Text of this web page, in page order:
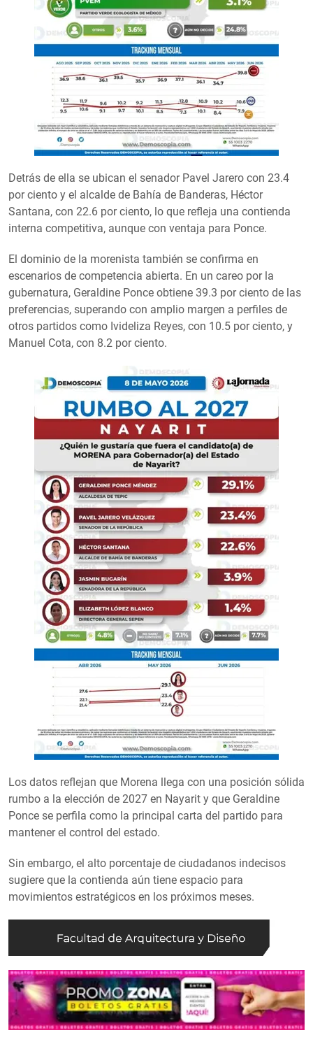
Detrás de ella se ubican el senador Pavel Jarero con 23.4
por ciento y el alcalde de Bahía de Banderas, Héctor
Santana, con 22.6 por ciento, lo que refleja una contienda
interna competitiva, aunque con ventaja para Ponce.
El dominio de la morenista también se confirma en
escenarios de competencia abierta. En un careo por la
gubernatura, Geraldine Ponce obtiene 39.3 por ciento de las
preferencias, superando con amplio margen a perfiles de
otros partidos como Ivideliza Reyes, con 10.5 por ciento, y
Manuel Cota, con 8.2 por ciento.
Los datos reflejan que Morena llega con una posición sólida
rumbo a la elección de 2027 en Nayarit y que Geraldine
Ponce se perfila como la principal carta del partido para
mantener el control del estado.
Sin embargo, el alto porcentaje de ciudadanos indecisos
sugiere que la contienda aún tiene espacio para
movimientos estratégicos en los próximos meses.